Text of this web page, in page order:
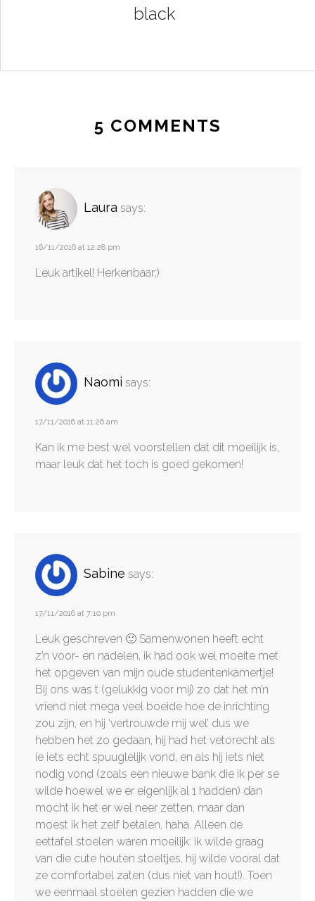
black
5 COMMENTS
Laura says:
16/11/2016 at 12:28 pm
Leuk artikel! Herkenbaar;)
Naomi says:
17/11/2016 at 11:26 am
Kan ik me best wel voorstellen dat dit moeilijk is,
maar leuk dat het toch is goed gekomen!
Sabine says:
17/11/2016 at 7:10 pm
Leuk geschreven 🙂 Samenwonen heeft echt
z’n voor- en nadelen, ik had ook wel moeite met
het opgeven van mijn oude studentenkamertje!
Bij ons was t (gelukkig voor mij) zo dat het m’n
vriend niet mega veel boeide hoe de inrichting
zou zijn, en hij ‘vertrouwde mij wel’ dus we
hebben het zo gedaan, hij had het vetorecht als
ie iets echt spuuglelijk vond, en als hij iets niet
nodig vond (zoals een nieuwe bank die ik per se
wilde hoewel we er eigenlijk al 1 hadden) dan
mocht ik het er wel neer zetten, maar dan
moest ik het zelf betalen, haha. Alleen de
eettafel stoelen waren moeilijk: ik wilde graag
van die cute houten stoeltjes, hij wilde vooral dat
ze comfortabel zaten (dus niet van hout!). Toen
we eenmaal stoelen gezien hadden die we